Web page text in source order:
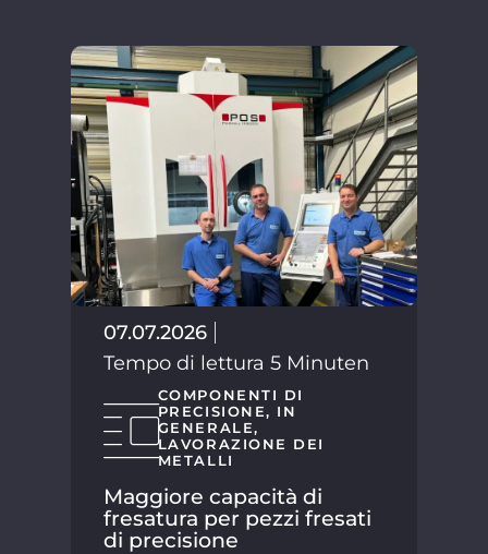
07.07.2026
Tempo di lettura 5 Minuten
COMPONENTI DI
PRECISIONE, IN
GENERALE,
LAVORAZIONE DEI
METALLI
Maggiore capacità di
fresatura per pezzi fresati
di precisione